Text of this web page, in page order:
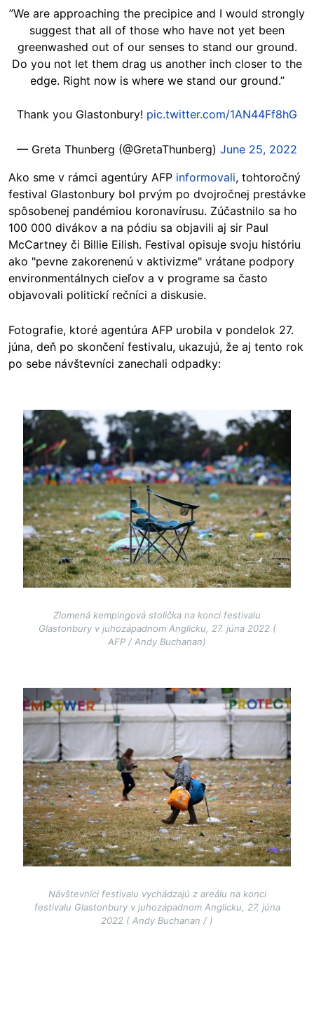
”We are approaching the precipice and I would strongly
suggest that all of those who have not yet been
greenwashed out of our senses to stand our ground.
Do you not let them drag us another inch closer to the
edge. Right now is where we stand our ground.”
Thank you Glastonbury! pic.twitter.com/1AN44Ff8hG
— Greta Thunberg (@GretaThunberg) June 25, 2022
Ako sme v rámci agentúry AFP informovali, tohtoročný
festival Glastonbury bol prvým po dvojročnej prestávke
spôsobenej pandémiou koronavírusu. Zúčastnilo sa ho
100 000 divákov a na pódiu sa objavili aj sir Paul
McCartney či Billie Eilish. Festival opisuje svoju históriu
ako "pevne zakorenenú v aktivizme" vrátane podpory
environmentálnych cieľov a v programe sa často
objavovali politickí rečníci a diskusie.
Fotografie, ktoré agentúra AFP urobila v pondelok 27.
júna, deň po skončení festivalu, ukazujú, že aj tento rok
po sebe návštevníci zanechali odpadky:
Image
Zlomená kempingová stolička na konci festivalu
Glastonbury v juhozápadnom Anglicku, 27. júna 2022 (
AFP / Andy Buchanan)
Image
Návštevníci festivalu vychádzajú z areálu na konci
festivalu Glastonbury v juhozápadnom Anglicku, 27. júna
2022 ( Andy Buchanan / )